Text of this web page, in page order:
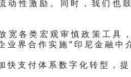
动性激励。同时，我们也
宽各类宏观审慎政策工具
业界合作实施“印尼金融
快支付体系数字化转型，